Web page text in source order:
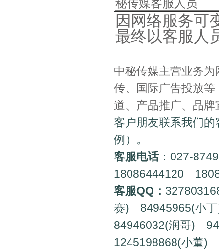
秘传媒客服人员
因网络服务可
最终以客服人
中秘传媒主营业务
传、国际广告投放
道、产品推广、品
客户朋友联系我们
例）。
客服电话：027-
18086444120
客服QQ：
赛) 84945965(小
84946032(润哥)
1245198868(小董)